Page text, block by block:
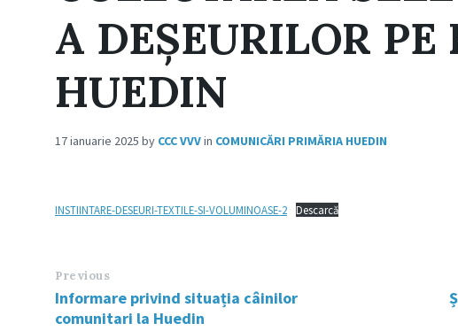
A DEȘEURILOR PE
HUEDIN
17 ianuarie 2025 by CCC VVVin COMUNICĂRI PRIMĂRIA HUEDIN
INSTIINTARE-DESEURI-TEXTILE-SI-VOLUMINOASE-2 Descarcă
Previous
Informare privind situația câinilor
comunitari la Huedin